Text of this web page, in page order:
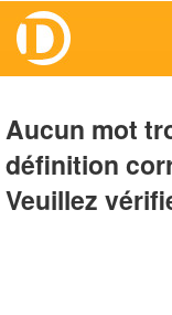
Aucun mot
définition
Veuillez